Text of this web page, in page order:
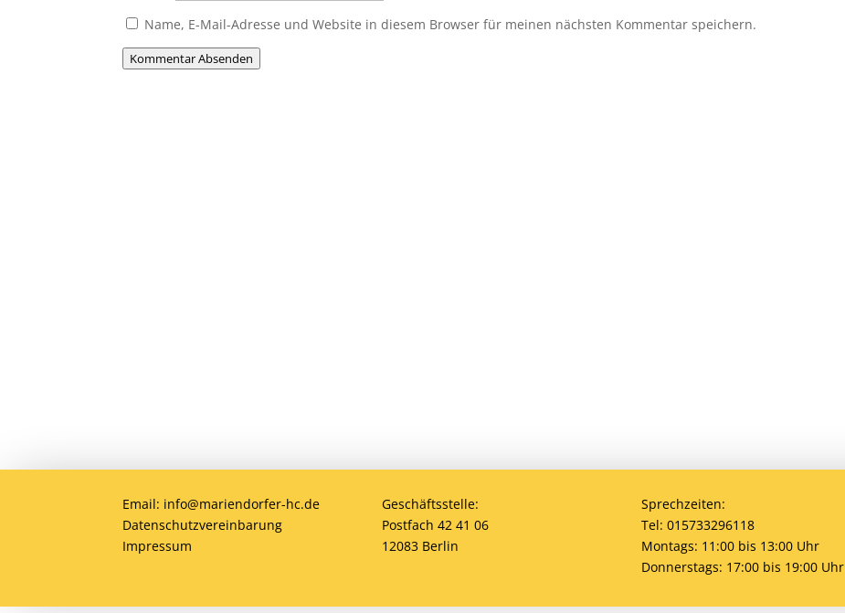
Name, E-Mail-Adresse und Website in diesem Browser für meinen nächsten Kommentar speichern.
Kommentar Absenden
Email: info@mariendorfer-hc.de
Datenschutzvereinbarung
Impressum
Geschäftsstelle:
Postfach 42 41 06
12083 Berlin
Sprechzeiten:
Tel: 015733296118
Montags: 11:00 bis 13:00 Uhr
Donnerstags: 17:00 bis 19:00 Uhr